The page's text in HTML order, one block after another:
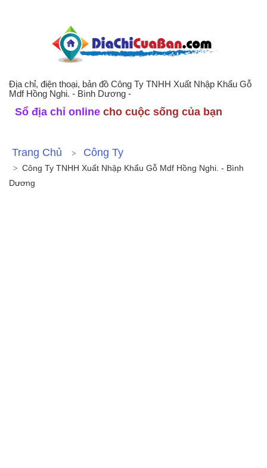
Địa chỉ, điện thoại, bản đồ Công Ty TNHH Xuất Nhập Khẩu Gỗ
Mdf Hồng Nghi. - Bình Dương -
Sổ địa chỉ online cho cuộc sống của bạn
Trang Chủ Công Ty
Công Ty TNHH Xuất Nhập Khẩu Gỗ Mdf Hồng Nghi. - Bình
Dương